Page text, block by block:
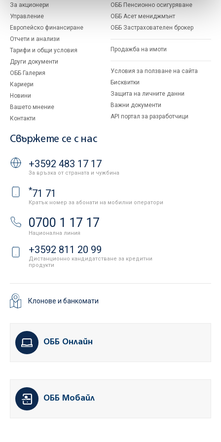
За акционери
Управление
Европейско финансиране
Отчети и анализи
Тарифи и общи условия
Други документи
ОББ Галерия
Кариери
Новини
Вашето мнение
Контакти
ОББ Пенсионно осигуряване
ОББ Асет мениджмънт
ОББ Застрахователен брокер
Продажба на имоти
Условия за ползване на сайта
Бисквитки
Защита на личните данни
Важни документи
API портал за разработчици
Свържете се с нас
+3592 483 17 17
За връзка от страната и чужбина
*71 71
Кратък номер за абонати на мобилни оператори
0700 1 17 17
Национална линия
+3592 811 20 99
Дистанционно кандидатстване за кредитни
продукти
Клонове и банкомати
ОББ Онлайн
ОББ Мобайл